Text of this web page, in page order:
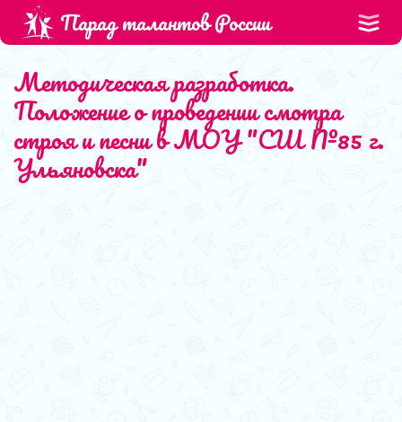
Парад талантов России
Методическая разработка.
Положение о проведении смотра
строя и песни в МОУ "СШ №85 г.
Ульяновска"